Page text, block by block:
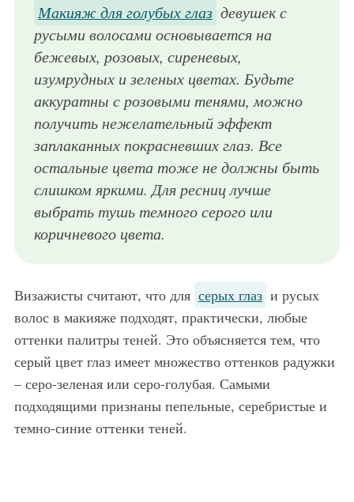
Макияж для голубых глаз девушек с
русыми волосами основывается на
бежевых, розовых, сиреневых,
изумрудных и зеленых цветах. Будьте
аккуратны с розовыми тенями, можно
получить нежелательный эффект
заплаканных покрасневших глаз. Все
остальные цвета тоже не должны быть
слишком яркими. Для ресниц лучше
выбрать тушь темного серого или
коричневого цвета.
Визажисты считают, что для серых глаз и русых
волос в макияже подходят, практически, любые
оттенки палитры теней. Это объясняется тем, что
серый цвет глаз имеет множество оттенков радужки
– серо-зеленая или серо-голубая. Самыми
подходящими признаны пепельные, серебристые и
темно-синие оттенки теней.